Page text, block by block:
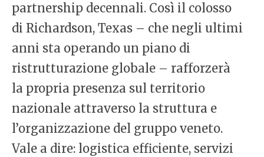
partnership decennali. Così il colosso
di Richardson, Texas – che negli ultimi
anni sta operando un piano di
ristrutturazione globale – rafforzerà
la propria presenza sul territorio
nazionale attraverso la struttura e
l’organizzazione del gruppo veneto.
Vale a dire: logistica efficiente, servizi